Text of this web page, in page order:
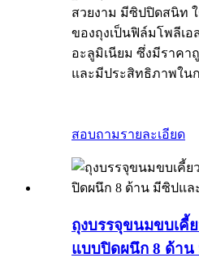
สวยงาม มีซิปปิดสนิท
ของถุงเป็นฟิล์มโพลีเอ
อะลูมิเนียม ซึ่งมีราคา
และมีประสิทธิภาพใน
สอบถามรายละเอียด
ถุงบรรจุขนมขบเคี้
แบบปิดผนึก 8 ด้าน